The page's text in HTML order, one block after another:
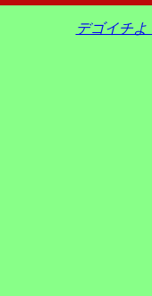
デゴイチよ